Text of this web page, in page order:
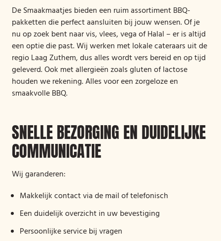
De Smaakmaatjes bieden een ruim assortiment BBQ-
pakketten die perfect aansluiten bij jouw wensen. Of je
nu op zoek bent naar vis, vlees, vega of Halal – er is altijd
een optie die past. Wij werken met lokale cateraars uit de
regio Laag Zuthem, dus alles wordt vers bereid en op tijd
geleverd. Ook met allergieën zoals gluten of lactose
houden we rekening. Alles voor een zorgeloze en
smaakvolle BBQ.
SNELLE BEZORGING EN DUIDELIJKE
COMMUNICATIE
Wij garanderen:
Makkelijk contact via de mail of telefonisch
Een duidelijk overzicht in uw bevestiging
Persoonlijke service bij vragen